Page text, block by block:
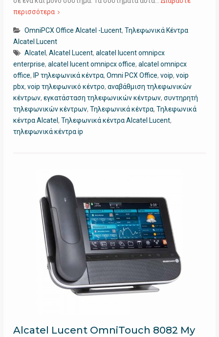
περισσότερα
OmniPCX Office Alcatel -Lucent, Τηλεφωνικά Κέντρα
Alcatel Lucent
Alcatel , Alcatel Lucent, alcatel lucent omnipcx
enterprise, alcatel lucent omnipcx office, alcatel omnipcx
office, IP τηλεφωνικά κέντρα, Omni PCX Office, voip, voip
pbx, voip τηλεφωνικό κέντρο, αναβάθμιση τηλεφωνικών
κέντρων, εγκατάσταση τηλεφωνικών κέντρων, συντηρητή
τηλεφωνικών κέντρων, Τηλεφωνικά κέντρα, Τηλεφωνικά
κέντρα Alcatel , Τηλεφωνικά κέντρα Alcatel Lucent,
τηλεφωνικά κέντρα ip
Alcatel Lucent OmniTouch 8082 My